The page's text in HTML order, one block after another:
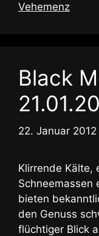
Vehemenz
Black
22. Januar 2012
Klirrende Kälte,
Schneemassen
bieten
den Genuss
flüchtiger Blick